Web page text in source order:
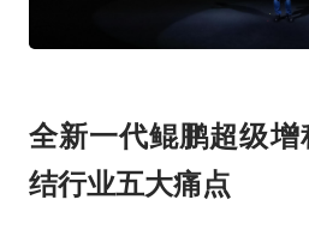
全新一代鲲鹏超级
结行业五大痛点